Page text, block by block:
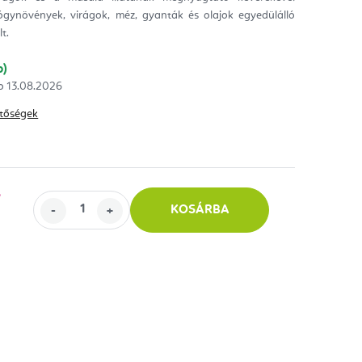
virágok, méz, gyanták és olajok egyedülálló
13.08.2026
KOSÁRBA